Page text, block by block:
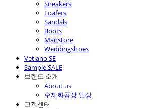
Sneakers
Loafers
Sandals
Boots
Manstore
Weddingshoes
Vetiano SE
Sample SALE
브랜드 소개
About us
수제화공장 일상
고객센터